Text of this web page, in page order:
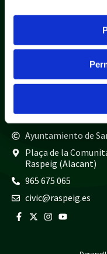
Guardia civil
Ayuntamiento de
Plaça de la
Raspeig (Alacant)
965 675 065
civic@raspeig.es